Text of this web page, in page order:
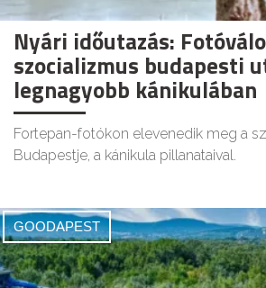
Nyári időutazás:
szocializmus budapesti
legnagyobb kánikulában
Fortepan-fotókon elevenedik meg a
Budapestje, a kánikula pillanataival.
GOODAPEST